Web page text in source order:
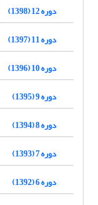
دوره 12 (1398)
دوره 11 (1397)
دوره 10 (1396)
دوره 9 (1395)
دوره 8 (1394)
دوره 7 (1393)
دوره 6 (1392)